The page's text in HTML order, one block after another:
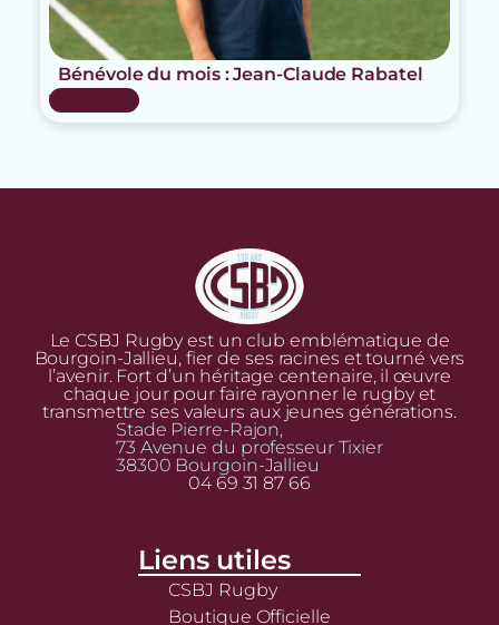
Bénévole du mois : Jean-Claude Rabatel
15 Juil 2026
Le CSBJ Rugby est un club emblématique de
Bourgoin-Jallieu, fier de ses racines et tourné vers
l’avenir. Fort d’un héritage centenaire, il œuvre
chaque jour pour faire rayonner le rugby et
transmettre ses valeurs aux jeunes générations.
Stade Pierre-Rajon,
73 Avenue du professeur Tixier
38300 Bourgoin-Jallieu
04 69 31 87 66
Liens utiles
CSBJ Rugby
Boutique Officielle